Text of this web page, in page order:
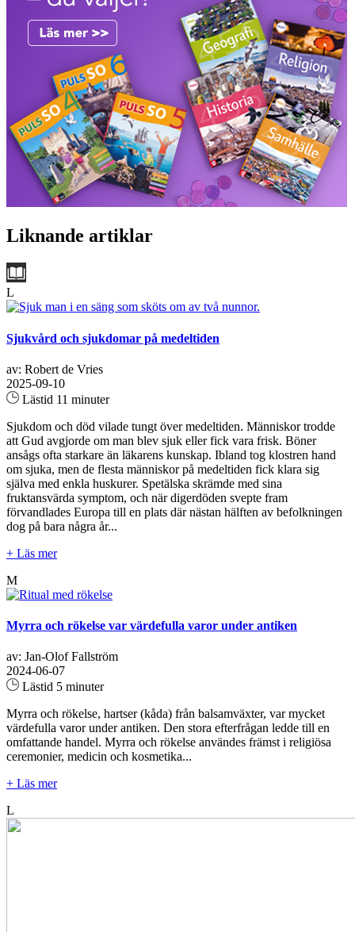
Liknande artiklar
L
Sjukvård och sjukdomar på medeltiden
av: Robert de Vries
2025-09-10
Lästid 11 minuter
Sjukdom och död vilade tungt över medeltiden. Människor trodde
att Gud avgjorde om man blev sjuk eller fick vara frisk. Böner
ansågs ofta starkare än läkarens kunskap. Ibland tog klostren hand
om sjuka, men de flesta människor på medeltiden fick klara sig
själva med enkla huskurer. Spetälska skrämde med sina
fruktansvärda symptom, och när digerdöden svepte fram
förvandlades Europa till en plats där nästan hälften av befolkningen
dog på bara några år...
+ Läs mer
M
Myrra och rökelse var värdefulla varor under antiken
av: Jan-Olof Fallström
2024-06-07
Lästid 5 minuter
Myrra och rökelse, hartser (kåda) från balsamväxter, var mycket
värdefulla varor under antiken. Den stora efterfrågan ledde till en
omfattande handel. Myrra och rökelse användes främst i religiösa
ceremonier, medicin och kosmetika...
+ Läs mer
L